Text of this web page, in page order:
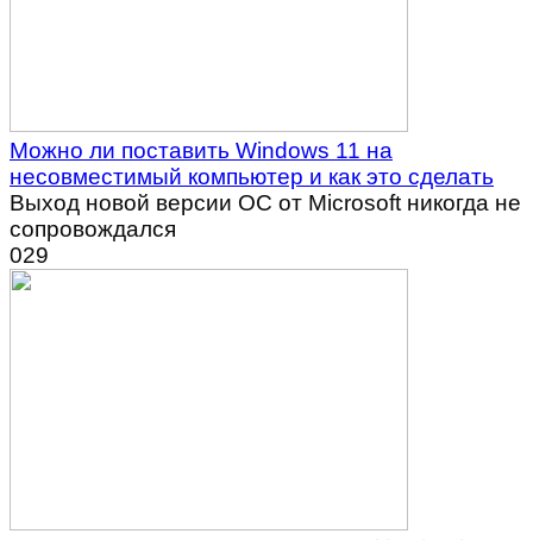
Можно ли поставить Windows 11 на
несовместимый компьютер и как это сделать
Выход новой версии ОС от Microsoft никогда не
сопровождался
029